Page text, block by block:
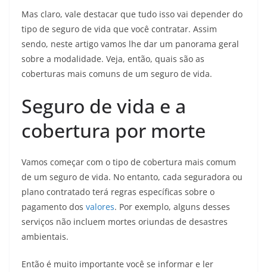
Mas claro, vale destacar que tudo isso vai depender do
tipo de seguro de vida que você contratar. Assim
sendo, neste artigo vamos lhe dar um panorama geral
sobre a modalidade. Veja, então, quais são as
coberturas mais comuns de um seguro de vida.
Seguro de vida e a
cobertura por morte
Vamos começar com o tipo de cobertura mais comum
de um seguro de vida. No entanto, cada seguradora ou
plano contratado terá regras específicas sobre o
pagamento dos valores. Por exemplo, alguns desses
serviços não incluem mortes oriundas de desastres
ambientais.
Então é muito importante você se informar e ler